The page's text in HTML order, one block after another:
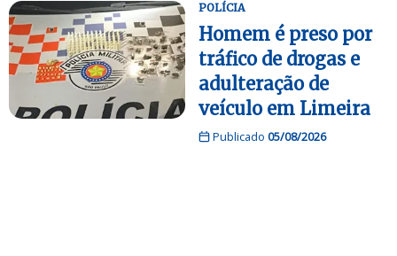
POLÍCIA
Homem é preso por
tráfico de drogas e
adulteração de
veículo em Limeira
Publicado 05/08/2026